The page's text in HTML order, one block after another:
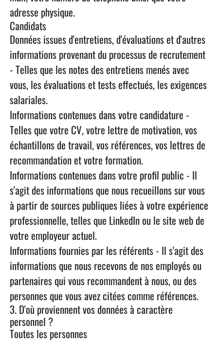
adresse physique.
Candidats
Données issues d'entretiens, d'évaluations et d'autres
informations provenant du processus de recrutement
- Telles que les notes des entretiens menés avec
vous, les évaluations et tests effectués, les exigences
salariales.
Informations contenues dans votre candidature -
Telles que votre CV, votre lettre de motivation, vos
échantillons de travail, vos références, vos lettres de
recommandation et votre formation.
Informations contenues dans votre profil public - Il
s'agit des informations que nous recueillons sur vous
à partir de sources publiques liées à votre expérience
professionnelle, telles que LinkedIn ou le site web de
votre employeur actuel.
Informations fournies par les référents- Il s'agit des
informations que nous recevons de nos employés ou
partenaires qui vous recommandent à nous, ou des
personnes que vous avez citées comme références.
3. D'où proviennent vos données à caractère
personnel ?
Toutes les personnes